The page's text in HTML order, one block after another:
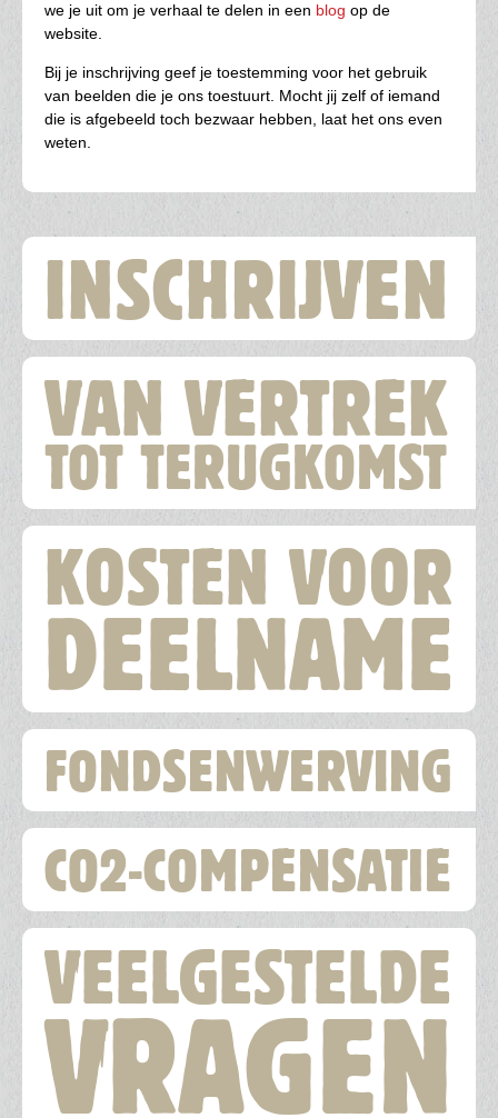
we je uit om je verhaal te delen in een blog op de
website.
Bij je inschrijving geef je toestemming voor het gebruik
van beelden die je ons toestuurt. Mocht jij zelf of iemand
die is afgebeeld toch bezwaar hebben, laat het ons even
weten.
Hoofdnavigatie
INSCHRIJVEN
VAN VERTREK
TOT TERUGKOMST
KOSTEN VOOR
DEELNAME
FONDSENWERVING
CO2-COMPENSATIE
VEELGESTELDE
VRAGEN